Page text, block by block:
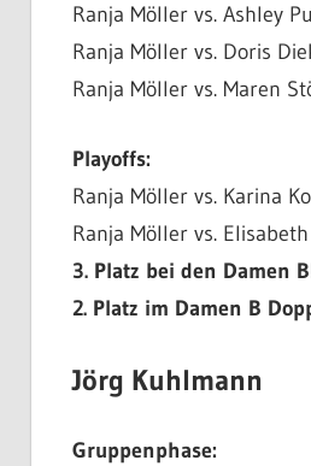
Ranja Möller vs. Ashley
Ranja Möller vs. Doris
Ranja Möller vs. Maren
Playoffs:
Ranja Möller vs. Karina
Ranja Möller vs.
3. Platz bei den Damen
2. Platz im Damen B
Jörg Kuhlmann
Gruppenphase: